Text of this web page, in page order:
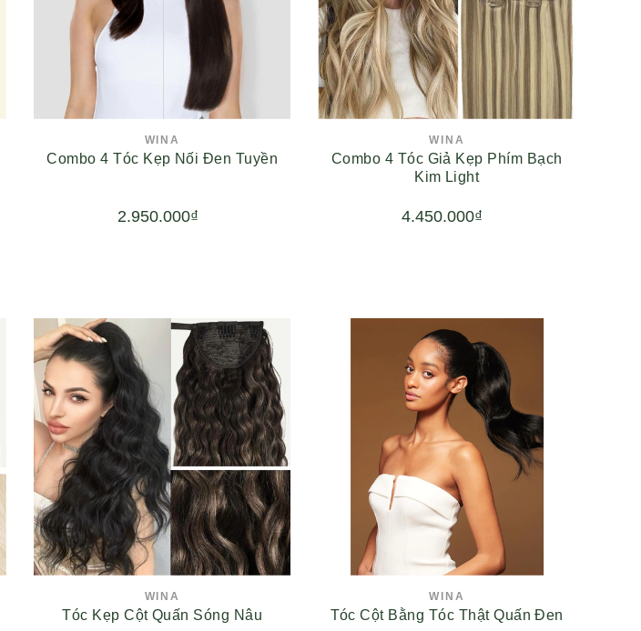
WINA
Combo 4 Tóc Kẹp Nối Đen Tuyền
2.950.000₫
WINA
Combo 4 Tóc Giả Kẹp Phím Bạch
Kim Light
4.450.000₫
WINA
Tóc Kẹp Cột Quấn Sóng Nâu
WINA
Tóc Cột Bằng Tóc Thật Quấn Đen